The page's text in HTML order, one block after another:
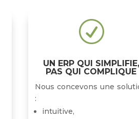
R
UN ERP QUI SIMPLIFIE,
PAS QUI COMPLIQUE
Nous concevons une
:
intuitive,